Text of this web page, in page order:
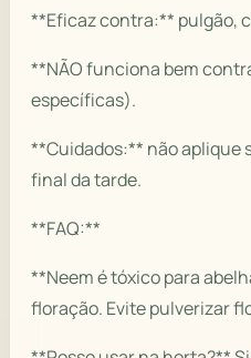
**Eficaz contra:** pulgão,
**NÃO funciona bem
específicas).
**Cuidados:** não aplique
final da tarde.
**FAQ:**
**Neem é tóxico para
floração. Evite pulverizar